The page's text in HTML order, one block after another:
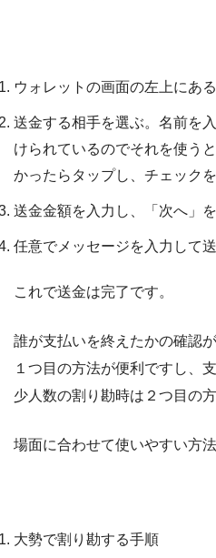
ウォレットの画面の左上にあ
送金する相手を選ぶ。名前を
けられているのでそれを使う
かったらタップし、チェック
送金金額を入力し、「次へ」
任意でメッセージを入力して
これで送金は完了です。
誰が支払いを終えたかの確認
１つ目の方法が便利ですし、
少人数の割り勘時は２つ目の
場面に合わせて使いやすい方
大勢で割り勘する手順